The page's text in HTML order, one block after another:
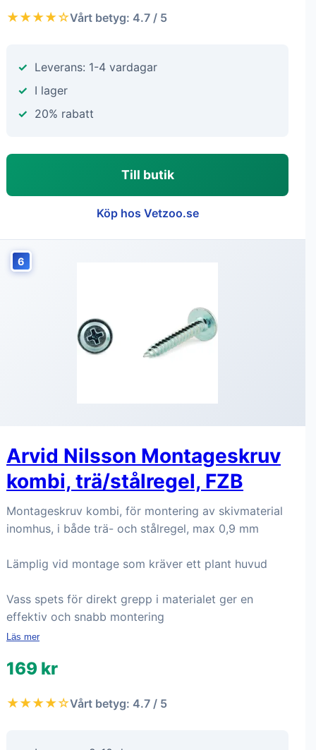
★★★★☆Vårt betyg: 4.7 / 5
Leverans: 1-4 vardagar
I lager
20% rabatt
Till butik
Köp hos Vetzoo.se
6
Arvid Nilsson Montageskruv
kombi, trä/stålregel, FZB
Montageskruv kombi, för montering av skivmaterial
inomhus, i både trä- och stålregel, max 0,9 mm
Lämplig vid montage som kräver ett plant huvud
Vass spets för direkt grepp i materialet ger en
effektiv och snabb montering
Läs mer
169 kr
★★★★☆Vårt betyg: 4.7 / 5